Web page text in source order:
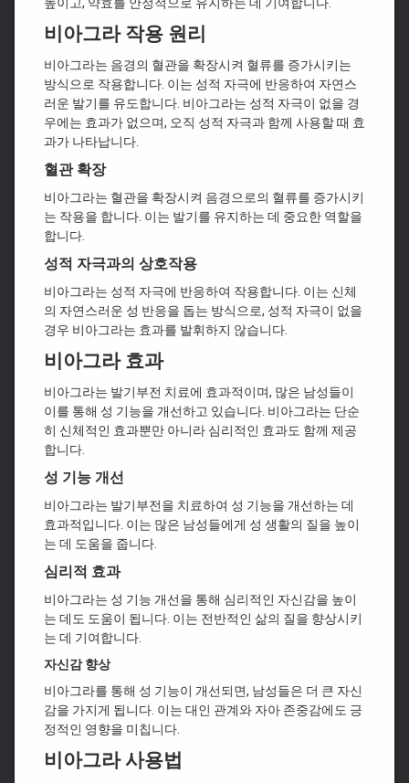
높이고, 약효를 안정적으로 유지하는 데 기여합니다.
비아그라 작용 원리
비아그라는 음경의 혈관을 확장시켜 혈류를 증가시키는
방식으로 작용합니다. 이는 성적 자극에 반응하여 자연스
러운 발기를 유도합니다. 비아그라는 성적 자극이 없을 경
우에는 효과가 없으며, 오직 성적 자극과 함께 사용할 때 효
과가 나타납니다.
혈관 확장
비아그라는 혈관을 확장시켜 음경으로의 혈류를 증가시키
는 작용을 합니다. 이는 발기를 유지하는 데 중요한 역할을
합니다.
성적 자극과의 상호작용
비아그라는 성적 자극에 반응하여 작용합니다. 이는 신체
의 자연스러운 성 반응을 돕는 방식으로, 성적 자극이 없을
경우 비아그라는 효과를 발휘하지 않습니다.
비아그라 효과
비아그라는 발기부전 치료에 효과적이며, 많은 남성들이
이를 통해 성 기능을 개선하고 있습니다. 비아그라는 단순
히 신체적인 효과뿐만 아니라 심리적인 효과도 함께 제공
합니다.
성 기능 개선
비아그라는 발기부전을 치료하여 성 기능을 개선하는 데
효과적입니다. 이는 많은 남성들에게 성 생활의 질을 높이
는 데 도움을 줍니다.
심리적 효과
비아그라는 성 기능 개선을 통해 심리적인 자신감을 높이
는 데도 도움이 됩니다. 이는 전반적인 삶의 질을 향상시키
는 데 기여합니다.
자신감 향상
비아그라를 통해 성 기능이 개선되면, 남성들은 더 큰 자신
감을 가지게 됩니다. 이는 대인 관계와 자아 존중감에도 긍
정적인 영향을 미칩니다.
비아그라 사용법